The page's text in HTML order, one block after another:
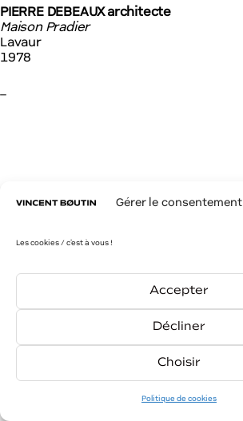
Gérer le consentement
Les cookies / c'est à vous !
Accepter
Décliner
Choisir
Politique de cookies
PIERRE DEBEAUX architecte
Maison Pradier
Lavaur
1978
–